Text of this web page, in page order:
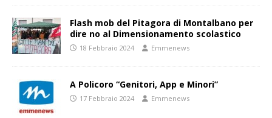
Flash mob del Pitagora di Montalbano per
dire no al Dimensionamento scolastico
18 Febbraio 2024 Emmenews
A Policoro “Genitori, App e Minori”
17 Febbraio 2024 Emmenews